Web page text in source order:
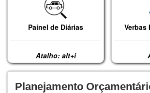
Painel de Diárias
Atalho: alt+i
Verbas
Planejamento